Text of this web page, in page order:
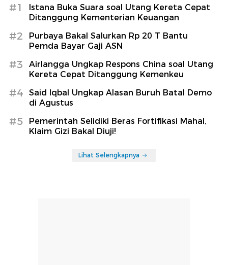
#1
Istana Buka Suara soal Utang Kereta Cepat
Ditanggung Kementerian Keuangan
#2
Purbaya Bakal Salurkan Rp 20 T Bantu
Pemda Bayar Gaji ASN
#3
Airlangga Ungkap Respons China soal Utang
Kereta Cepat Ditanggung Kemenkeu
#4
Said Iqbal Ungkap Alasan Buruh Batal Demo
di Agustus
#5
Pemerintah Selidiki Beras Fortifikasi Mahal,
Klaim Gizi Bakal Diuji!
Lihat Selengkapnya